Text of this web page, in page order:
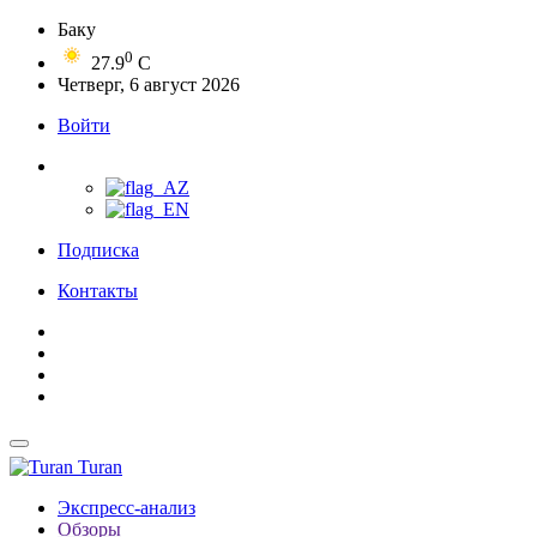
Баку
27.90 C
Четверг, 6 август 2026
Войти
Подписка
Контакты
Turan
Экспресс-анализ
Обзоры